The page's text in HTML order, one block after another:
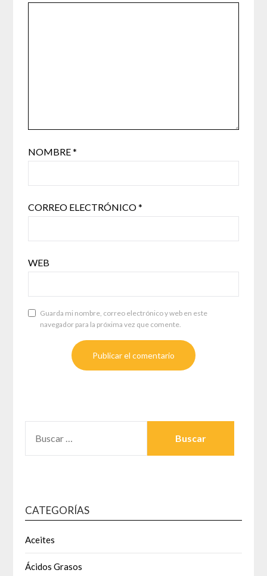
NOMBRE*
CORREO ELECTRÓNICO*
WEB
Guarda mi nombre, correo electrónico y web en este
navegador para la próxima vez que comente.
CATEGORÍAS
Aceites
Ácidos Grasos